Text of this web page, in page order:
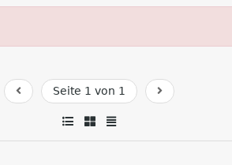
Seite 1 von 1